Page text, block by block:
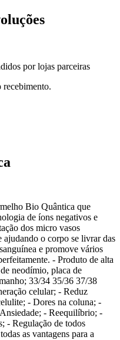
por lojas parceiras
recebimento.
Bio Quântica que
de íons negativos e
dos micro vasos
ajudando o corpo se livrar das
e promove vários
- Produto de alta
neodímio, placa de
33/34 35/36 37/38
celular; - Reduz
- Dores na coluna; -
- Reequilíbrio; -
- Regulação de todos
as vantagens para a